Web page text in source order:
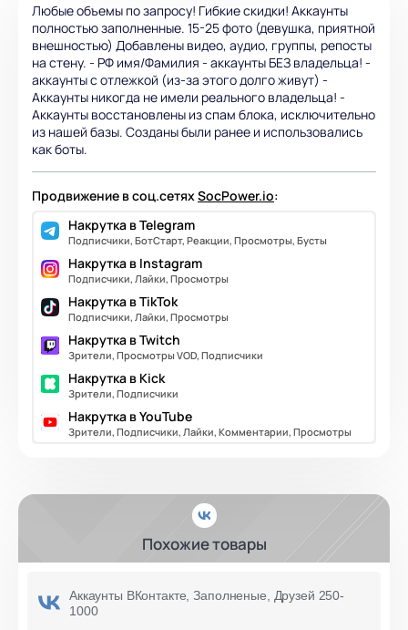
Любые объемы по запросу! Гибкие скидки! Аккаунты
полностью заполненные. 15-25 фото (девушка, приятной
внешностью) Добавлены видео, аудио, группы, репосты
на стену. - РФ имя/Фамилия - аккаунты БЕЗ владельца! -
аккаунты с отлежкой (из-за этого долго живут) -
Аккаунты никогда не имели реального владельца! -
Аккаунты восстановлены из спам блока, исключительно
из нашей базы. Созданы были ранее и использовались
как боты.
Продвижение в соц.сетяхSocPower.io:
Накрутка в Telegram
Подписчики, БотСтарт, Реакции, Просмотры, Бусты
Накрутка в Instagram
Подписчики, Лайки, Просмотры
Накрутка в TikTok
Подписчики, Лайки, Просмотры
Накрутка в Twitch
Зрители, Просмотры VOD, Подписчики
Накрутка в Kick
Зрители, Подписчики
Накрутка в YouTube
Зрители, Подписчики, Лайки, Комментарии, Просмотры
Похожие товары
Аккаунты ВКонтакте, Заполненые, Друзей 250-
1000